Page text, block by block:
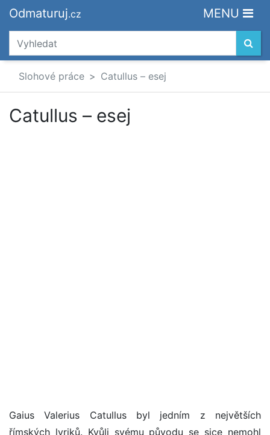
Odmaturuj.cz MENU
Slohové práce Catullus – esej
Catullus – esej
Gaius Valerius Catullus byl jedním z největších
římských lyriků. Kvůli svému původu se sice nemohl